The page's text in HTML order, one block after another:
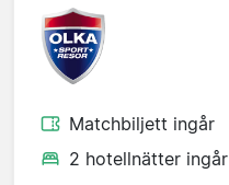
Matchbiljett ingår
2 hotellnätter ingår